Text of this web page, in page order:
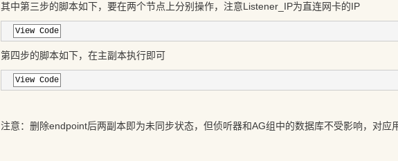
其中第三步的脚本如下，要在两个节点上分别操作，注意Listener_IP为直连网卡的IP
View Code
第四步的脚本如下，在主副本执行即可
View Code
注意：删除endpoint后两副本即为未同步状态，但侦听器和AG组中的数据库不受影响，对应